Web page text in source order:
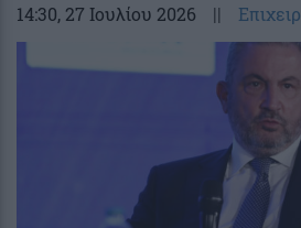
14:30, 27 Ιουλίου 2026 ||